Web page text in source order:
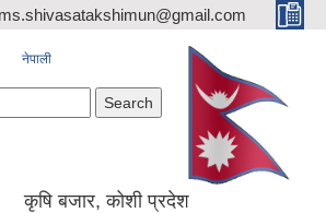
नेपाली
कृषि बजार, कोशी प्रदेश